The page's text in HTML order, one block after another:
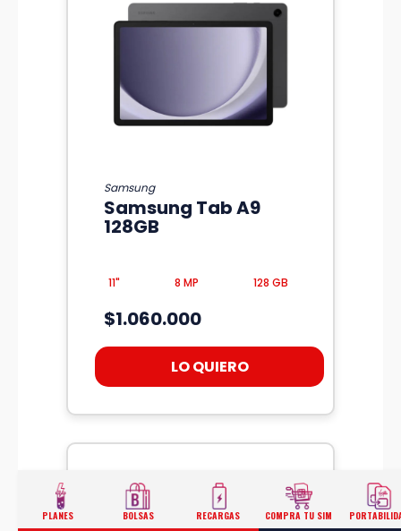
Samsung
Samsung Tab A9
128GB
11" 8 MP 128 GB
$1.060.000
LO QUIERO
PLANES BOLSAS RECARGAS COMPRA TU SIM